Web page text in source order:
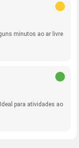
minutos ao ar livre
para atividades ao